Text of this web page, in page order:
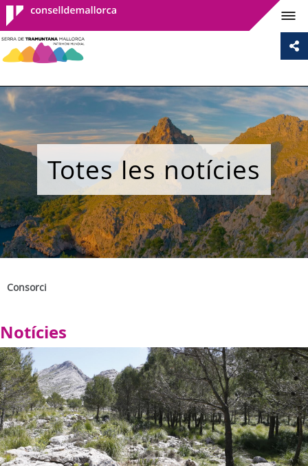
Consell de
Mallorca
Totes les notícies
Consorci
Notícies